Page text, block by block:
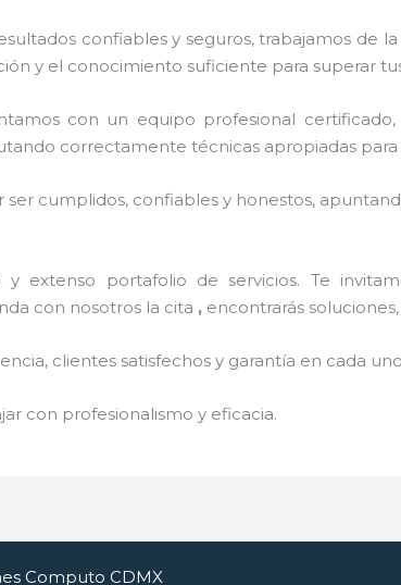
confiables y seguros, trabajamos de
y el conocimiento suficiente para superar
con un equipo profesional
correctamente técnicas apropiadas para
ser cumplidos, confiables y honestos,
extenso portafolio de servicios. Te
con nosotros la cita , encontrarás
clientes satisfechos y garantía en cada
con profesionalismo y eficacia.
Computo CDMX